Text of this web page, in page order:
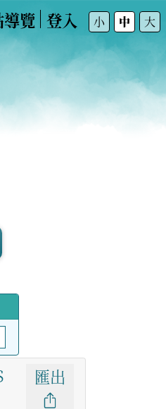
導覽 登入 小 中 大
匯出